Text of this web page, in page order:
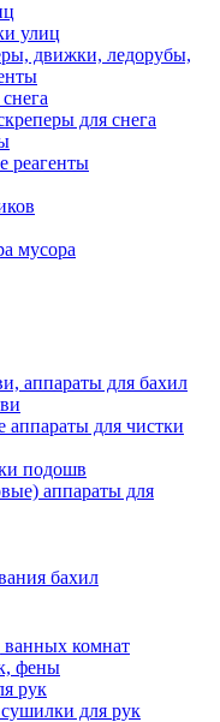
улиц
движки, ледорубы,
для снега
реагенты
мусора
аппараты для бахил
для чистки
подошв
аппараты для
бахил
ванных комнат
фены
рук
для рук